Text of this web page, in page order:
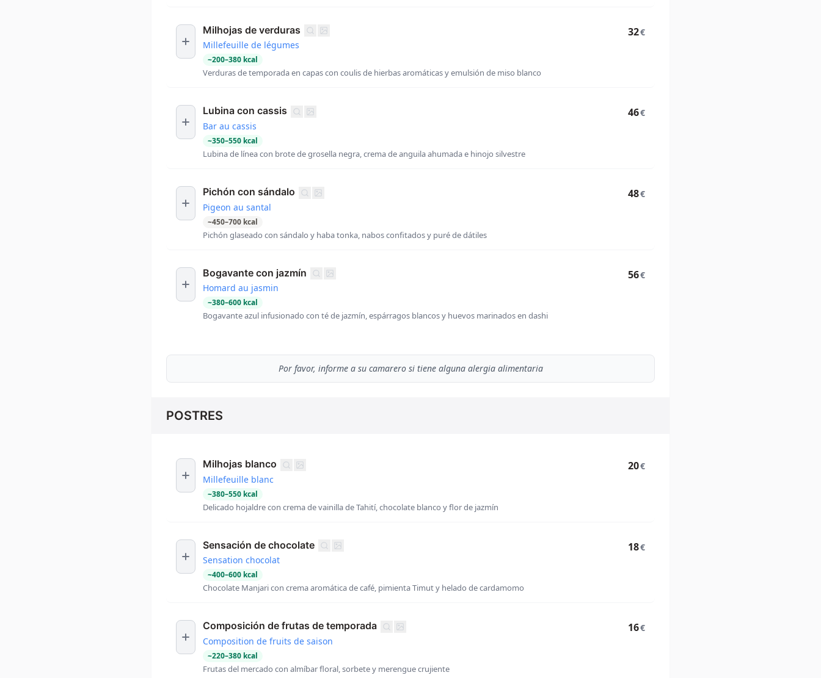
Milhojas de verduras
Millefeuille de légumes
~200–380 kcal
Verduras de temporada en capas con coulis de hierbas aromáticas y emulsión de miso blanco
32€
Lubina con cassis
Bar au cassis
~350–550 kcal
Lubina de línea con brote de grosella negra, crema de anguila ahumada e hinojo silvestre
46€
Pichón con sándalo
Pigeon au santal
~450–700 kcal
Pichón glaseado con sándalo y haba tonka, nabos confitados y puré de dátiles
48€
Bogavante con jazmín
Homard au jasmin
~380–600 kcal
Bogavante azul infusionado con té de jazmín, espárragos blancos y huevos marinados en dashi
56€
Por favor, informe a su camarero si tiene alguna alergia alimentaria
POSTRES
Milhojas blanco
Millefeuille blanc
~380–550 kcal
Delicado hojaldre con crema de vainilla de Tahití, chocolate blanco y flor de jazmín
20€
Sensación de chocolate
Sensation chocolat
~400–600 kcal
Chocolate Manjari con crema aromática de café, pimienta Timut y helado de cardamomo
18€
Composición de frutas de temporada
Composition de fruits de saison
~220–380 kcal
Frutas del mercado con almíbar floral, sorbete y merengue crujiente
16€